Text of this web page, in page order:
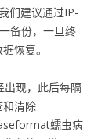
们建议通过IP-
备份，一旦终
恢复。
现，此后每隔
和清除
蠕虫病